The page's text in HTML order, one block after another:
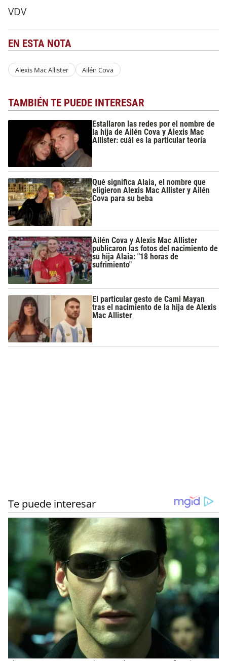
VDV
EN ESTA NOTA
Alexis Mac Allister Ailén Cova
TAMBIÉN TE PUEDE INTERESAR
Estallaron las redes por el nombre de
la hija de Ailén Cova y Alexis Mac
Allister: cuál es la particular teoría
Qué significa Alaia, el nombre que
eligieron Alexis Mac Allister y Ailén
Cova para su beba
Ailén Cova y Alexis Mac Allister
publicaron las fotos del nacimiento de
su hija Alaia: "18 horas de
sufrimiento"
El particular gesto de Cami Mayan
tras el nacimiento de la hija de Alexis
Mac Allister